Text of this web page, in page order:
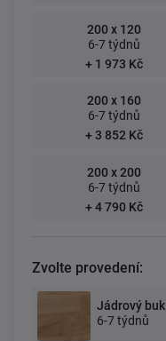
200 x 120
6-7 týdnů
+ 1 973 Kč
200 x 160
6-7 týdnů
+ 3 852 Kč
200 x 200
6-7 týdnů
+ 4 790 Kč
Zvolte provedení:
Jádrový buk
6-7 týdnů